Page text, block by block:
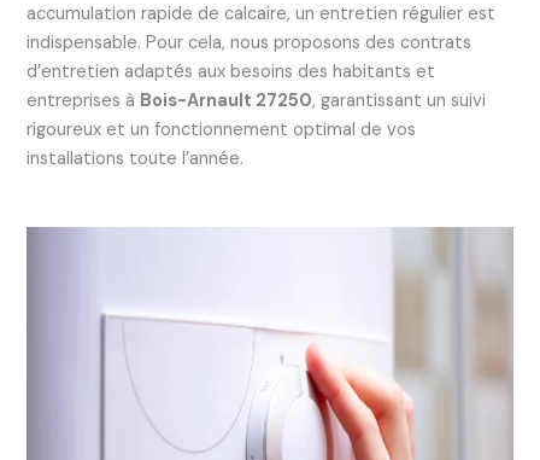
accumulation rapide de calcaire, un entretien régulier est
indispensable. Pour cela, nous proposons des contrats
d’entretien adaptés aux besoins des habitants et
entreprises à Bois-Arnault 27250, garantissant un suivi
rigoureux et un fonctionnement optimal de vos
installations toute l’année.